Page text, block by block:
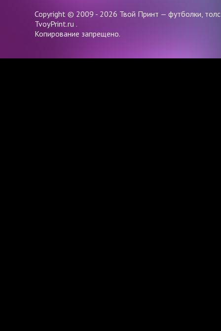
Copyright © 2009 - 2026 Твой Принт — футболки,
TvoyPrint.ru .
Копирование запрещено.